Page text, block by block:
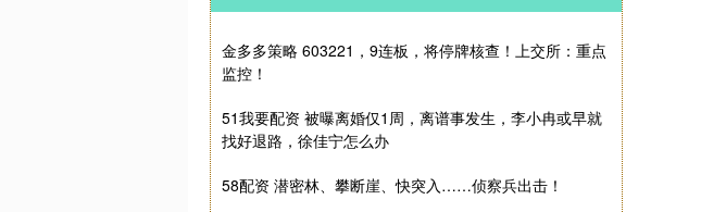
金多多策略 603221，9连板，将停牌核查！上交所：重点
监控！
51我要配资 被曝离婚仅1周，离谱事发生，李小冉或早就
找好退路，徐佳宁怎么办
58配资 潜密林、攀断崖、快突入……侦察兵出击！